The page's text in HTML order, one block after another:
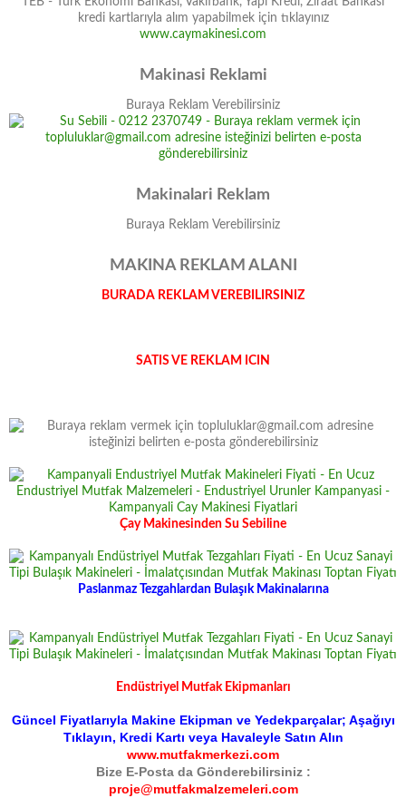
kredi kartlarıyla alım yapabilmek için tıklayınız
www.caymakinesi.com
Makinasi Reklami
Buraya Reklam Verebilirsiniz
Makinalari Reklam
Buraya Reklam Verebilirsiniz
MAKINA REKLAM ALANI
BURADA REKLAM VEREBILIRSINIZ
SATIS VE REKLAM ICIN
Çay Makinesinden Su Sebiline
Paslanmaz Tezgahlardan Bulaşık Makinalarına
Endüstriyel Mutfak Ekipmanları
Güncel Fiyatlarıyla Makine Ekipman ve Yedekparçalar; Aşağıyı
Tıklayın, Kredi Kartı veya Havaleyle Satın Alın
www.mutfakmerkezi.com
Bize E-Posta da Gönderebilirsiniz :
proje@mutfakmalzemeleri.com